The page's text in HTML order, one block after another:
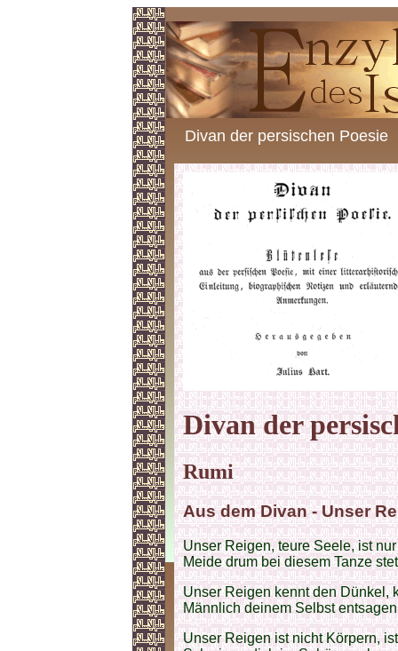
Divan der persischen Poesie
Divan der
Rumi
Aus dem Divan - Unser
Unser Reigen, teure Seele, ist
Meide drum bei diesem Tanze
Unser Reigen kennt den Dünkel,
Männlich deinem Selbst
Unser Reigen ist nicht Körpern,